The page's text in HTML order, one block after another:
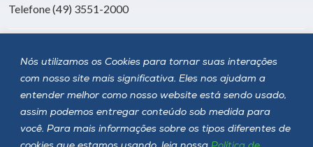
Nós utilizamos os Cookies para tornar suas interações
com nosso site mais significativa. Eles nos ajudam a
entender melhor como nosso website está sendo usado,
assim podemos entregar conteúdo sob medida para
você. Para mais informações sobre os tipos diferentes de
Telefone (49) 3551-2000
Siga a Unoesc